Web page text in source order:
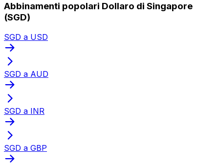
Abbinamenti popolari Dollaro di Singapore
(SGD)
SGD a USD
SGD a AUD
SGD a INR
SGD a GBP